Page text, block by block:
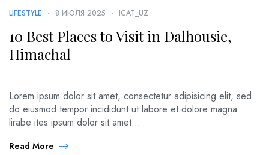
LIFESTYLE 8 ИЮЛЯ 2025 ICAT_UZ
10 Best Places to Visit in Dalhousie,
Himachal
Lorem ipsum dolor sit amet, consectetur adipisicing elit, sed
do eiusmod tempor incididunt ut labore et dolore magna
lirabe ites ipsum dolor sit amet...
Read More